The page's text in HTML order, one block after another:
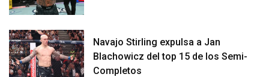
Navajo Stirling expulsa a Jan
Blachowicz del top 15 de los Semi-
Completos